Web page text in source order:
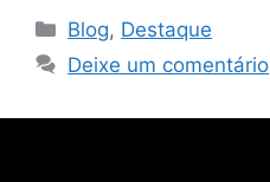
Blog, Destaque
Deixe um comentário